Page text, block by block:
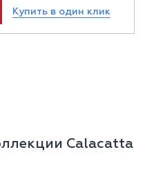
Купить в один клик
Calacatta